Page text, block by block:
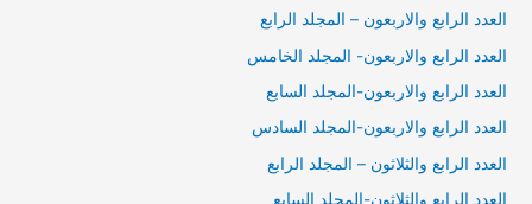
العدد الرابع والاربعون – المجلد الرابع
العدد الرابع والاربعون- المجلد الخامس
العدد الرابع والاربعون-المجلد السابع
العدد الرابع والاربعون-المجلد السادس
العدد الرابع والثلاثون – المجلد الرابع
العدد الرابع والثلاثون-المجلد السابع